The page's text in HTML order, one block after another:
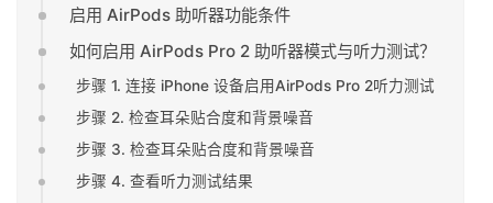
启用 AirPods 助听器功能条件
如何启用 AirPods Pro 2 助听器模式与听力测试？
步骤 1. 连接 iPhone 设备启用AirPods Pro 2听力测试
步骤 2. 检查耳朵贴合度和背景噪音
步骤 3. 检查耳朵贴合度和背景噪音
步骤 4. 查看听力测试结果